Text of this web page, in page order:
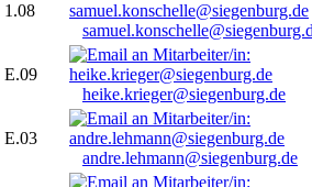
1.08
E.09
heike.krieger@siegenburg.de
E.03
andre.lehmann@siegenburg.de